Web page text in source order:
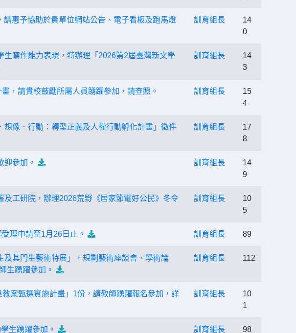
惠予協助於貴單位網站公告、電子看板及跑馬燈
訓育組長
14
0
寫作能力表現，特辦理「2026第2屆臺灣新文學
訓育組長
14
3
，請貴校鼓勵所屬人員踴躍參加，請查照。 訓育組長
15
4
像．行動：轉型正義及人權行動孵化計畫」徵件
訓育組長
17
8
迎參加。 訓育組長
14
9
工研院，辦理2026荒野《居家節電好公民》冬令
訓育組長
10
5
理申請至1月26日止。 訓育組長 89
其門生藝術特展」，規劃藝術座談會、學術論
生踴躍參加。
訓育組長 112
案甄選實施計畫」1份，請教師踴躍報名參加，詳
訓育組長
10
1
生踴躍參加。 訓育組長 98